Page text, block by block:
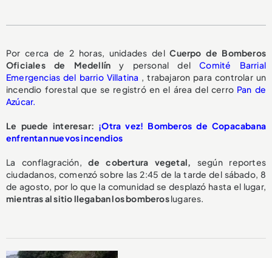
Por cerca de 2 horas, unidades delCuerpo de Bomberos
Oficiales de Medellín y personal delComité Barrial
Emergencias del barrio Villatina , trabajaron para controlar un
incendio forestal que se registró en el área del cerro Pan de
Azúcar.
Le puede interesar: ¡Otra vez! Bomberos de Copacabana
enfrentan nuevos incendios
La conflagración,de cobertura vegetal, según reportes
ciudadanos, comenzó sobre las 2:45 de la tarde del sábado, 8
de agosto, por lo que la comunidad se desplazó hasta el lugar,
mientras al sitio llegaban los bomberoslugares.